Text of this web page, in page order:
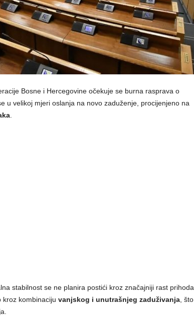
Bosne i Hercegovine očekuje se burna rasprava o
u velikoj mjeri oslanja na novo zaduženje, procijenjeno na
.
stabilnost se ne planira postići kroz značajniji rast prihoda
kroz kombinaciju vanjskog i unutrašnjeg zaduživanja, što